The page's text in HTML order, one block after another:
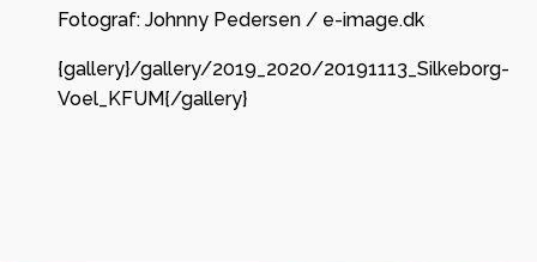
Fotograf: Johnny Pedersen / e-image.dk
{gallery}/gallery/2019_2020/20191113_Silkeborg-
Voel_KFUM{/gallery}